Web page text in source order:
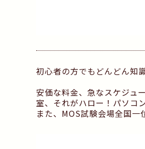
初心者の方でもどんどん知
安価な料金、急なスケジュ
室、それがハロー！パソコ
また、MOS試験会場全国一